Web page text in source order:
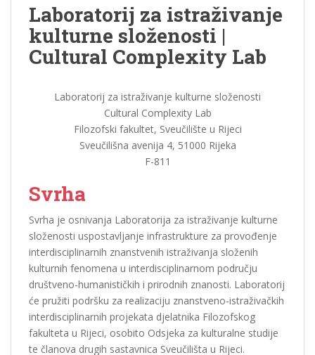
Laboratorij za istraživanje
kulturne složenosti |
Cultural Complexity Lab
Laboratorij za istraživanje kulturne složenosti
Cultural Complexity Lab
Filozofski fakultet, Sveučilište u Rijeci
Sveučilišna avenija 4, 51000 Rijeka
F-811
Svrha
Svrha je osnivanja Laboratorija za istraživanje kulturne
složenosti uspostavljanje infrastrukture za provođenje
interdisciplinarnih znanstvenih istraživanja složenih
kulturnih fenomena u interdisciplinarnom području
društveno-humanističkih i prirodnih znanosti. Laboratorij
će pružiti podršku za realizaciju znanstveno-istraživačkih
interdisciplinarnih projekata djelatnika Filozofskog
fakulteta u Rijeci, osobito Odsjeka za kulturalne studije
te članova drugih sastavnica Sveučilišta u Rijeci.